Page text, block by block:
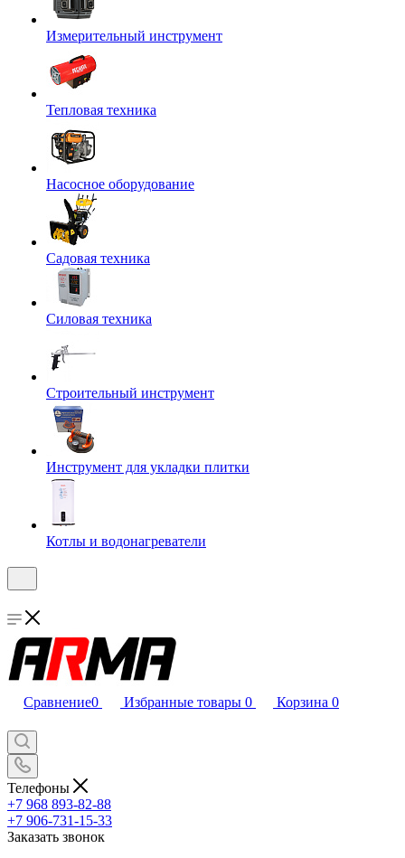
Измерительный инструмент
Тепловая техника
Насосное оборудование
Садовая техника
Силовая техника
Строительный инструмент
Инструмент для укладки плитки
Котлы и водонагреватели
Сравнение0 Избранные товары 0 Корзина 0
Телефоны
+7 968 893-82-88
+7 906-731-15-33
Заказать звонок